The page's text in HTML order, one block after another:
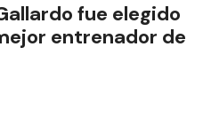
fue elegido
entrenador de